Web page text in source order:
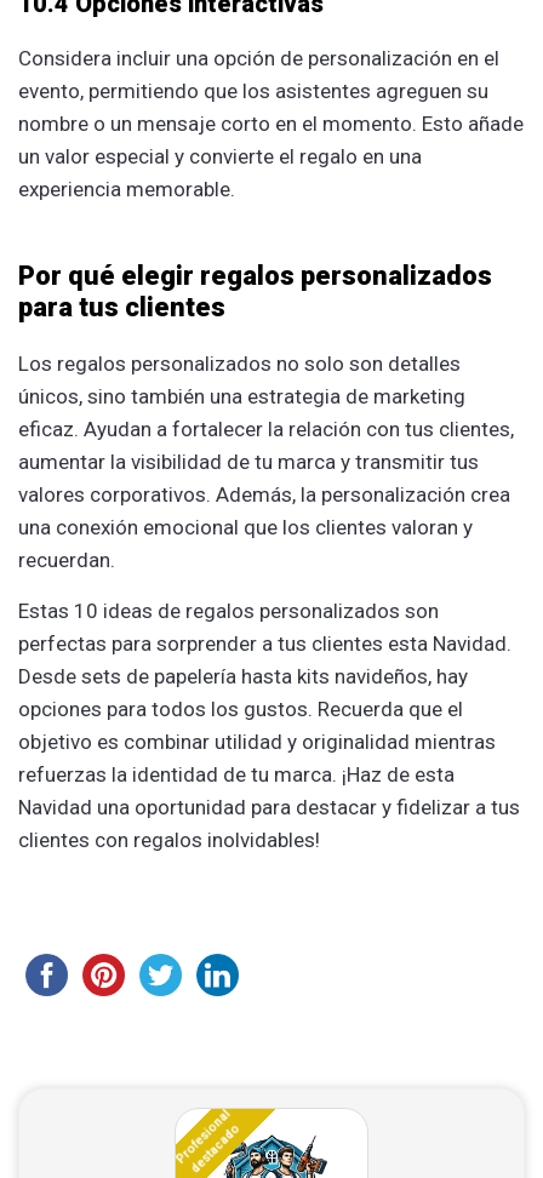
Considera incluir una opción de personalización en el
evento, permitiendo que los asistentes agreguen su
nombre o un mensaje corto en el momento. Esto añade
un valor especial y convierte el regalo en una
experiencia memorable.
Por qué elegir regalos personalizados
para tus clientes
Los regalos personalizados no solo son detalles
únicos, sino también una estrategia de marketing
eficaz. Ayudan a fortalecer la relación con tus clientes,
aumentar la visibilidad de tu marca y transmitir tus
valores corporativos. Además, la personalización crea
una conexión emocional que los clientes valoran y
recuerdan.
Estas 10 ideas de regalos personalizados son
perfectas para sorprender a tus clientes esta Navidad.
Desde sets de papelería hasta kits navideños, hay
opciones para todos los gustos. Recuerda que el
objetivo es combinar utilidad y originalidad mientras
refuerzas la identidad de tu marca. ¡Haz de esta
Navidad una oportunidad para destacar y fidelizar a tus
clientes con regalos inolvidables!
Profesional
destacado